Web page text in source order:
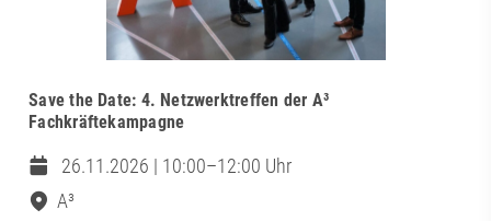
Save the Date: 4. Netzwerktreffen der A³
Fachkräftekampagne
26.11.2026 | 10:00–12:00 Uhr
A³